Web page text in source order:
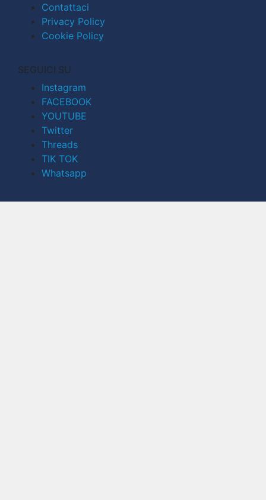
Contattaci
Privacy Policy
Cookie Policy
SEGUICI SU
Instagram
FACEBOOK
YOUTUBE
Twitter
Threads
TIK TOK
Whatsapp